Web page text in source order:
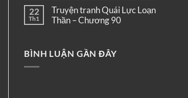
22
Th1
Truyện tranh Quái Lực Loạn
Thần – Chương 90
BÌNH LUẬN GẦN ĐÂY